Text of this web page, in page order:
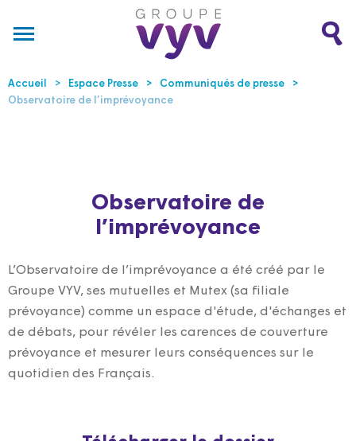
Accueil Espace Presse
Communiqués de presse
Observatoire de l’imprévoyance
Observatoire de
l’imprévoyance
L’Observatoire de l’imprévoyance a été créé par le
Groupe VYV, ses mutuelles et Mutex (sa filiale
prévoyance) comme un espace d'étude, d'échanges et
de débats, pour révéler les carences de couverture
prévoyance et mesurer leurs conséquences sur le
quotidien des Français.